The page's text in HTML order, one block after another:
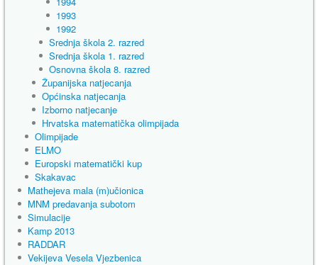
1993
1992
Srednja škola 2. razred
Srednja škola 1. razred
Osnovna škola 8. razred
Županijska natjecanja
Općinska natjecanja
Izborno natjecanje
Hrvatska matematička olimpijada
Olimpijade
ELMO
Europski matematički kup
Skakavac
Mathejeva mala (m)učionica
MNM predavanja subotom
Simulacije
Kamp 2013
RADDAR
Vekijeva Vesela Vjezbenica